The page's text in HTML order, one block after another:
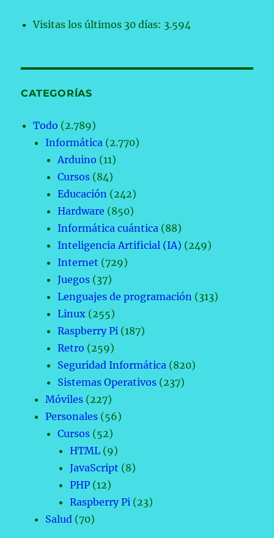
Visitas los últimos 30 días: 3.594
CATEGORÍAS
Todo (2.789)
Informática (2.770)
Arduino (11)
Cursos (84)
Educación (242)
Hardware (850)
Informática cuántica (88)
Inteligencia Artificial (IA) (249)
Internet (729)
Juegos (37)
Lenguajes de programación (313)
Linux (255)
Raspberry Pi (187)
Retro (259)
Seguridad Informática (820)
Sistemas Operativos (237)
Móviles (227)
Personales (56)
Cursos (52)
HTML (9)
JavaScript (8)
PHP (12)
Raspberry Pi (23)
Salud (70)